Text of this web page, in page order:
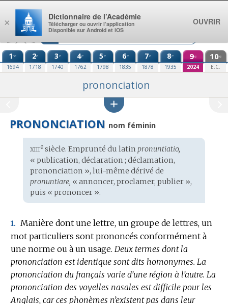
Aller au contenu
1re
1694
2e
1718
3e
1740
4e
1762
5e
1798
6e
1835
7e
1878
8e
1935
9e
2024
10e
E.C.
prononciation
PRONONCIATION nom féminin
Étymologie
:
xiiiesiècle. Emprunté du latin pronuntiatio,
« publication, déclaration ; déclamation,
prononciation », lui-même dérivé de
pronuntiare, « annoncer, proclamer, publier »,
puis « prononcer ».
1.
Manière dont une lettre, un groupe de lettres, un
mot particuliers sont prononcés conformément à
une norme ou à un usage. Deux termes dont la
prononciation est identique sont dits homonymes. La
prononciation du français varie d’une région à l’autre. La
prononciation des voyelles nasales est difficile pour les
Anglais, car ces phonèmes n’existent pas dans leur
×
Dictionnaire de l’Académie
Télécharger ou ouvrir l’application
Disponible sur Android et iOS
OUVRIR